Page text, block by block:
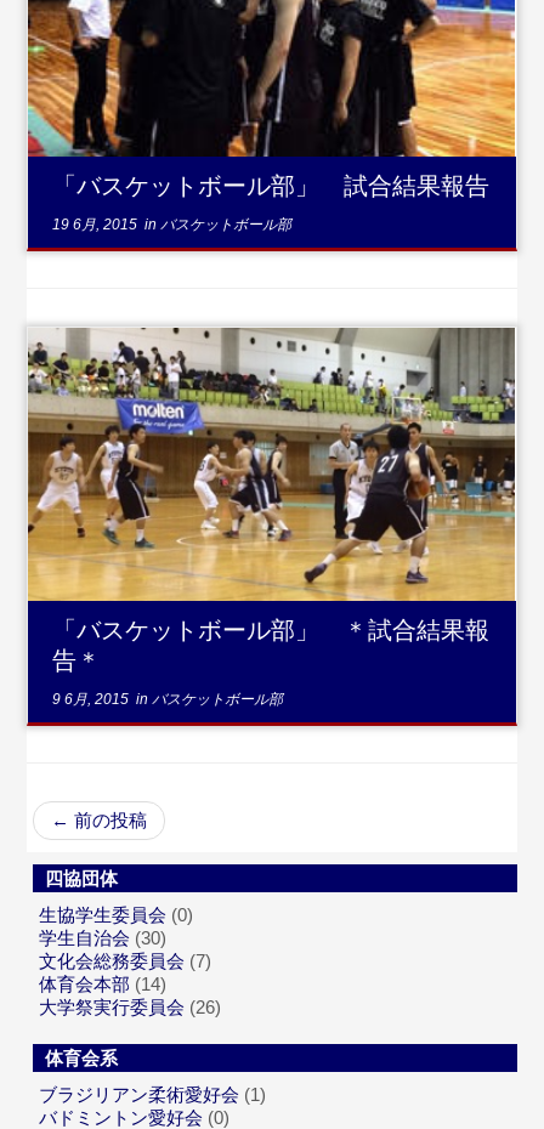
...続きを読
む
「バスケットボール部」 試合結果報告
19 6月, 2015 inバスケットボール部
...
続きを読む
「バスケットボール部」 ＊試合結果報
告＊
9 6月, 2015 inバスケットボール部
← 前の投稿
四協団体
生協学生委員会 (0)
学生自治会 (30)
文化会総務委員会 (7)
体育会本部 (14)
大学祭実行委員会 (26)
体育会系
ブラジリアン柔術愛好会 (1)
バドミントン愛好会 (0)